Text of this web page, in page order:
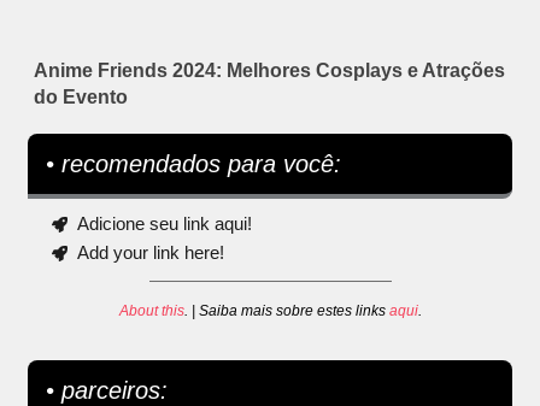
Anime Friends 2024: Melhores Cosplays e Atrações
do Evento
• recomendados para você:
Adicione seu link aqui!
Add your link here!
About this. | Saiba mais sobre estes links aqui.
• parceiros: